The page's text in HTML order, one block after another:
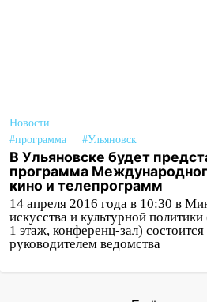
Новости
#программа
#Ульяновск
В Ульяновске будет
программа
кино и телепрограмм
14 апреля 2016 года в 10:30 в
искусства и культурной
1 этаж, конференц-зал) состоится
руководителем ведомства